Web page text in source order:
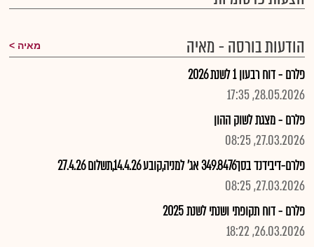
הודעות בורסה - מאיה
מאיה
פלרם - דוח רבעון 1 לשנת 2026
28.05.2026, 17:35
פלרם - מצגת לשוק ההון
27.03.2026, 08:25
פלרם-דיבידנד בסך349.8476 אג' למניה,קובע 14.4.26,תשלום 27.4.26
27.03.2026, 08:25
פלרם - דוח תקופתי ושנתי לשנת 2025
26.03.2026, 18:22